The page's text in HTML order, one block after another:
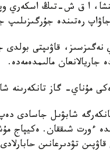
ا ق ش-تىڭ اسكەري
رەتىندە جۇرگىزىلىپ
نەگىزسىز، قاۋىپتى
مۇناي- گاز تانكەرىنە
شابۋىل جاسادى
تۋدىرعانىن